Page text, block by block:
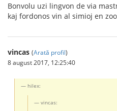
Bonvolu uzi lingvon de via
kaj fordonos vin al simioj en
vincas (Arată profil)
8 august 2017, 12:25:40
hilex:
vincas: